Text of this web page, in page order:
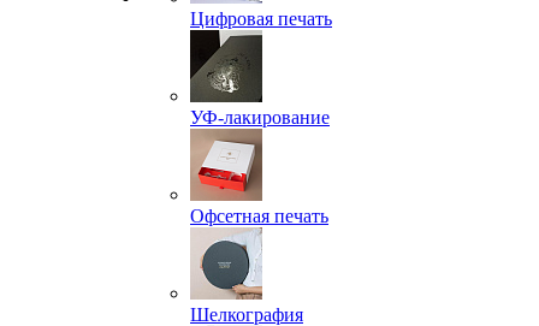
Цифровая печать
УФ-лакирование
Офсетная печать
Шелкография